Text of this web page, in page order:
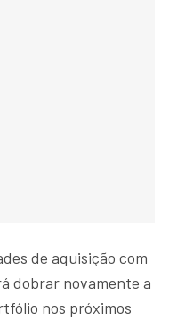
de aquisição com
dobrar novamente a
nos próximos